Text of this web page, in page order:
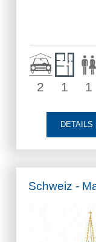
2 1 1
DETAILS
Schweiz -